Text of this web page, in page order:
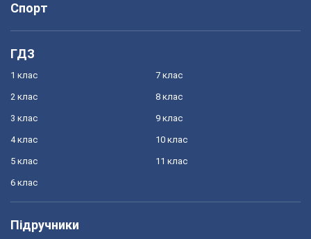
Спорт
ГДЗ
1 клас
2 клас
3 клас
4 клас
5 клас
6 клас
7 клас
8 клас
9 клас
10 клас
11 клас
Підручники